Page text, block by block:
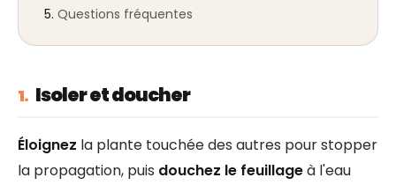
Questions fréquentes
1. Isoler et doucher
Éloignez la plante touchée des autres pour stopper
la propagation, puis douchez le feuillageà l'eau